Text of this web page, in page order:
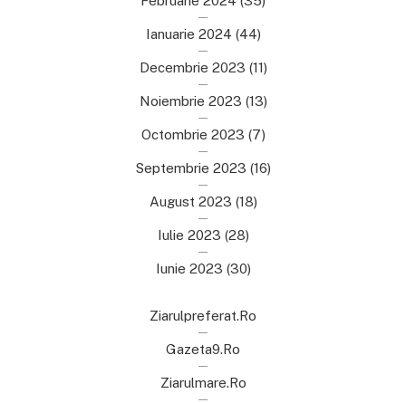
Ianuarie 2024 (44)
Decembrie 2023 (11)
Noiembrie 2023 (13)
Octombrie 2023 (7)
Septembrie 2023 (16)
August 2023 (18)
Iulie 2023 (28)
Iunie 2023 (30)
Ziarulpreferat.ro
Gazeta9.ro
Ziarulmare.ro